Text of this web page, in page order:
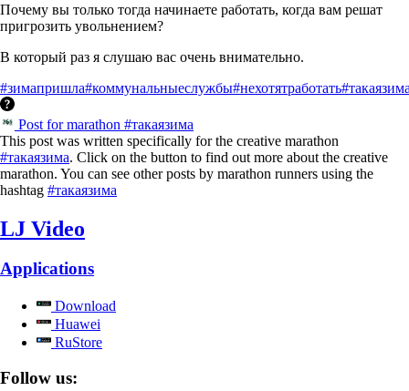
Почему вы только тогда начинаете работать, когда вам решат
пригрозить увольнением?
В который раз я слушаю вас очень внимательно.
#зимапришла#коммунальныеслужбы#нехотятработать
Post for marathon #такаязима
This post was written specifically for the creative marathon
#такаязима. Click on the button to find out more about the creative
marathon. You can see other posts by marathon runners using the
hashtag #такаязима
LJ Video
Applications
Download
Huawei
RuStore
Follow us: